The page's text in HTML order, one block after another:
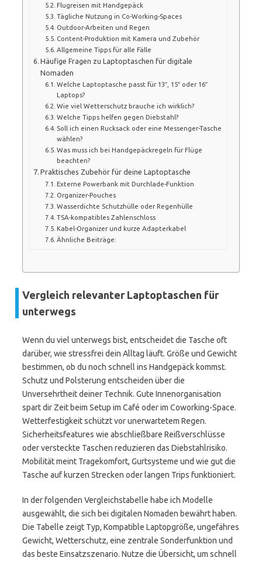
Flugreisen mit Handgepäck
Tägliche Nutzung in Co-Working-Spaces
Outdoor-Arbeiten und Regen
Content-Produktion mit Kamera und Zubehör
Allgemeine Tipps für alle Fälle
Häufige Fragen zu Laptoptaschen für digitale
Nomaden
Welche Laptoptasche passt für 13″, 15″ oder 16″
Laptops?
Wie viel Wetterschutz brauche ich wirklich?
Welche Tipps helfen gegen Diebstahl?
Soll ich einen Rucksack oder eine Messenger-Tasche
wählen?
Was muss ich bei Handgepäckregeln für Flüge
beachten?
Praktisches Zubehör für deine Laptoptasche
Externe Powerbank mit Durchlade-Funktion
Organizer-Pouches
Wasserdichte Schutzhülle oder Regenhülle
TSA-kompatibles Zahlenschloss
Kabel-Organizer und kurze Adapterkabel
Ähnliche Beiträge:
Vergleich relevanter Laptoptaschen für
unterwegs
Wenn du viel unterwegs bist, entscheidet die Tasche oft
darüber, wie stressfrei dein Alltag läuft. Größe und Gewicht
bestimmen, ob du noch schnell ins Handgepäck kommst.
Schutz und Polsterung entscheiden über die
Unversehrtheit deiner Technik. Gute Innenorganisation
spart dir Zeit beim Setup im Café oder im Coworking-Space.
Wetterfestigkeit schützt vor unerwartetem Regen.
Sicherheitsfeatures wie abschließbare Reißverschlüsse
oder versteckte Taschen reduzieren das Diebstahlrisiko.
Mobilität meint Tragekomfort, Gurtsysteme und wie gut die
Tasche auf kurzen Strecken oder langen Trips funktioniert.
In der folgenden Vergleichstabelle habe ich Modelle
ausgewählt, die sich bei digitalen Nomaden bewährt haben.
Die Tabelle zeigt Typ, Kompatible Laptopgröße, ungefähres
Gewicht, Wetterschutz, eine zentrale Sonderfunktion und
das beste Einsatzszenario. Nutze die Übersicht, um schnell